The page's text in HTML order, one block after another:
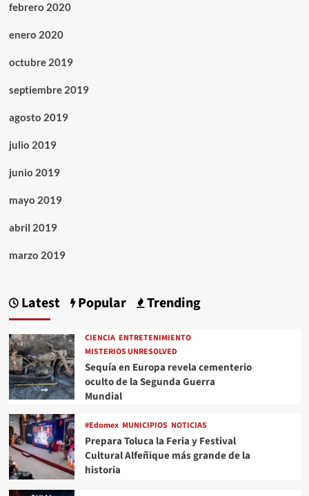
febrero 2020
enero 2020
octubre 2019
septiembre 2019
agosto 2019
julio 2019
junio 2019
mayo 2019
abril 2019
marzo 2019
Latest Popular Trending
CIENCIA ENTRETENIMIENTO
MISTERIOS UNRESOLVED
Sequía en Europa revela cementerio
oculto de la Segunda Guerra
Mundial
#Edomex MUNICIPIOS NOTICIAS
Prepara Toluca la Feria y Festival
Cultural Alfeñique más grande de la
historia